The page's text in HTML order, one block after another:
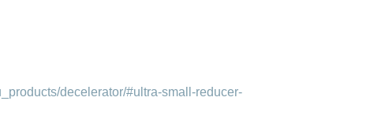
decelerator/#ultra-small-reducer-